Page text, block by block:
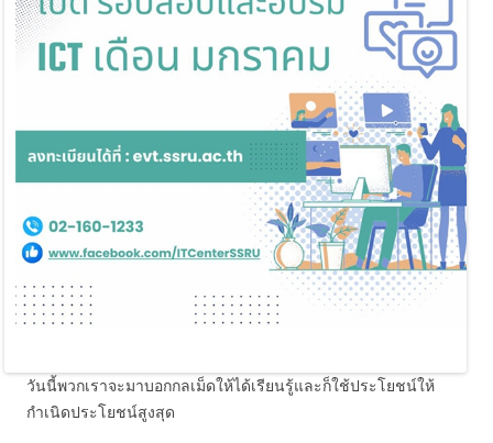
วันนี้พวกเราจะมาบอกกลเม็ดให้ได้เรียนรู้และก็ใช้ประโยชน์ให้
กำเนิดประโยชน์สูงสุด